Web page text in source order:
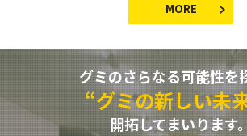
MORE
グミのさらなる可能性を
“グミの新しい未
開拓してまいります